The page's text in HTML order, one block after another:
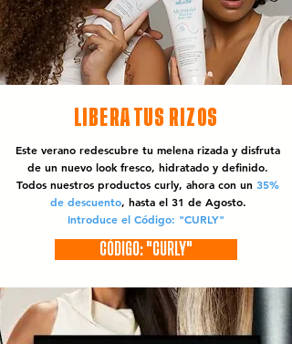
LIBERA TUS RIZOS
Este verano redescubre tu melena rizada y disfruta
de un nuevo look fresco, hidratado y definido.
Todos nuestros productos curly, ahora con un 35%
de descuento, hasta el 31 de Agosto.
Introduce el Código: "CURLY"
CÓDIGO: "CURLY"